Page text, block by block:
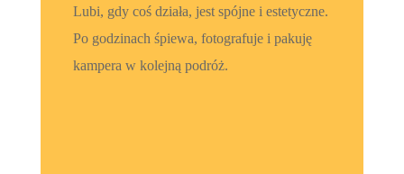
Lubi, gdy coś działa, jest spójne i estetyczne.
Po godzinach śpiewa, fotografuje i pakuję
kampera w kolejną podróż.